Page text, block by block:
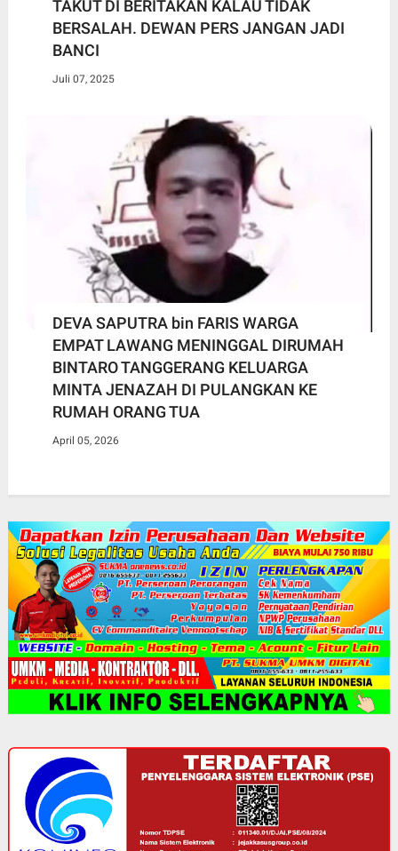
TAKUT DI BERITAKAN KALAU TIDAK
BERSALAH. DEWAN PERS JANGAN JADI
BANCI
Juli 07, 2025
DEVA SAPUTRA bin FARIS WARGA
EMPAT LAWANG MENINGGAL DIRUMAH
BINTARO TANGGERANG KELUARGA
MINTA JENAZAH DI PULANGKAN KE
RUMAH ORANG TUA
April 05, 2026